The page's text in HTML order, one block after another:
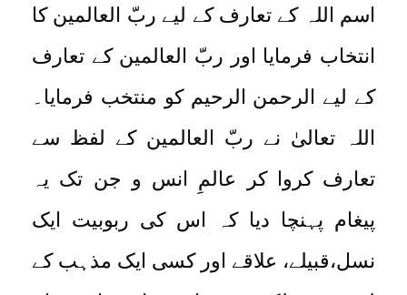
اسم اللہ کے تعارف کے لیے ربّ العالمین کا
انتخاب فرمایا اور ربّ العالمین کے تعارف
کے لیے الرحمن الرحیم کو منتخب فرمایا۔
اللہ تعالیٰ نے ربّ العالمین کے لفظ سے
تعارف کروا کر عالمِ انس و جن تک یہ
پیغام پہنچا دیا کہ اس کی ربوبیت ایک
نسل،قبیلے، علاقے اور کسی ایک مذہب کے